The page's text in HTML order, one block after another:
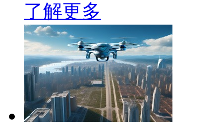
了解更多